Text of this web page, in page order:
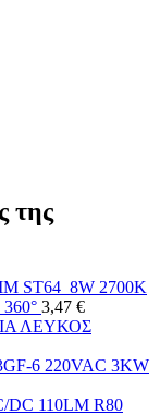
της
ST64 8W 2700K
3,47 €
ΛΕΥΚΟΣ
6 220VAC 3KW
DC 110LM R80